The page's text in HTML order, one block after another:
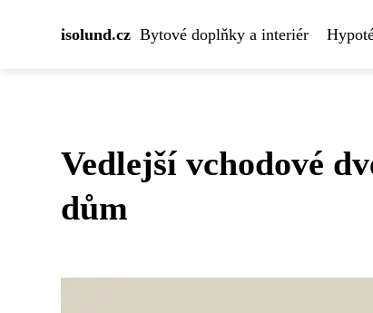
isolund.cz Bytové doplňky a interiér
Vedlejší vchodové
dům